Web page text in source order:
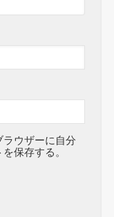
ウザーに自分
保存する。